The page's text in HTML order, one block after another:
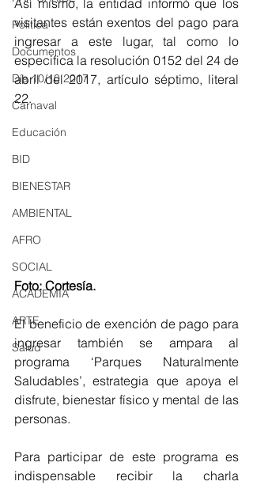
Política
Documentos
Día 10/10 2017
Carnaval
Educación
BID
BIENESTAR
AMBIENTAL
AFRO
SOCIAL
ACADEMIA
ARTE
Salud
visitantes están exentos del pago para
ingresar a este lugar, tal como lo
especifica la resolución 0152 del 24 de
abril del 2017, artículo séptimo, literal
22.
Foto: Cortesía.
El beneficio de exención de pago para
ingresar también se ampara al
programa ‘Parques Naturalmente
Saludables’, estrategia que apoya el
disfrute, bienestar físico y mental de las
personas.
Para participar de este programa es
indispensable recibir la charla